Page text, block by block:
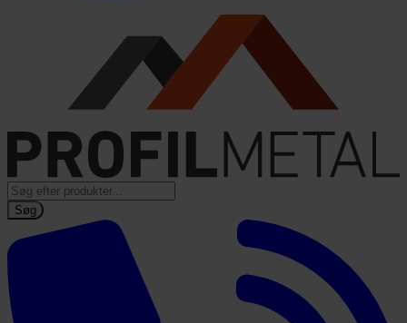
Products
search
Søg